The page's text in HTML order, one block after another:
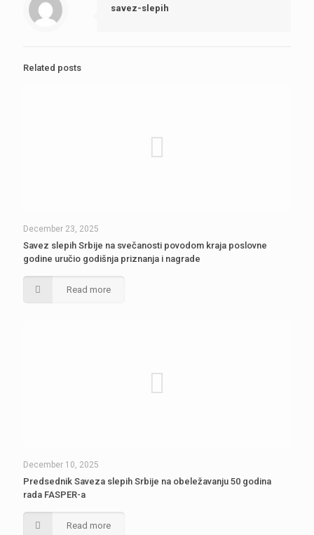
savez-slepih
Related posts
December 23, 2025
Savez slepih Srbije na svečanosti povodom kraja poslovne
godine uručio godišnja priznanja i nagrade
Read more
December 10, 2025
Predsednik Saveza slepih Srbije na obeležavanju 50 godina
rada FASPER-a
Read more